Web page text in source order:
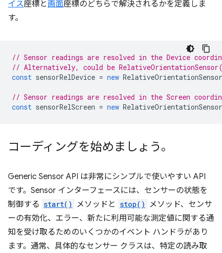
イス座標と画面座標のどちらで解決されるかを定義しま
す。
// Sensor readings are resolved in the Device
// Alternatively, could be
const sensorRelDevice = new RelativeOrientationSensor
// Sensor readings are resolved in the Screen
const sensorRelScreen = new RelativeOrientationSensor
コーディングを始めましょう。
Generic Sensor API は非常にシンプルで使いやすい API
です。Sensor インターフェースには、センサーの状態を
制御する start() メソッドと stop()
メソッド、センサ
ーの有効化、エラー、新たに利用可能な測定値に関する通
知を受け取るためのいくつかのイベント ハンドラがあり
ます。通常、具体的なセンサー クラスは、特定の読み取